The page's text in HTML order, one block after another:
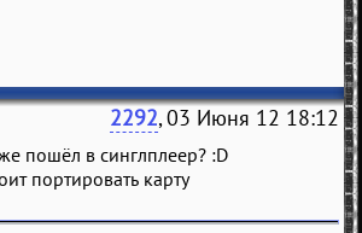
2292, 03 Июня 12 18:12
пошёл в синглплеер? :D
портировать карту